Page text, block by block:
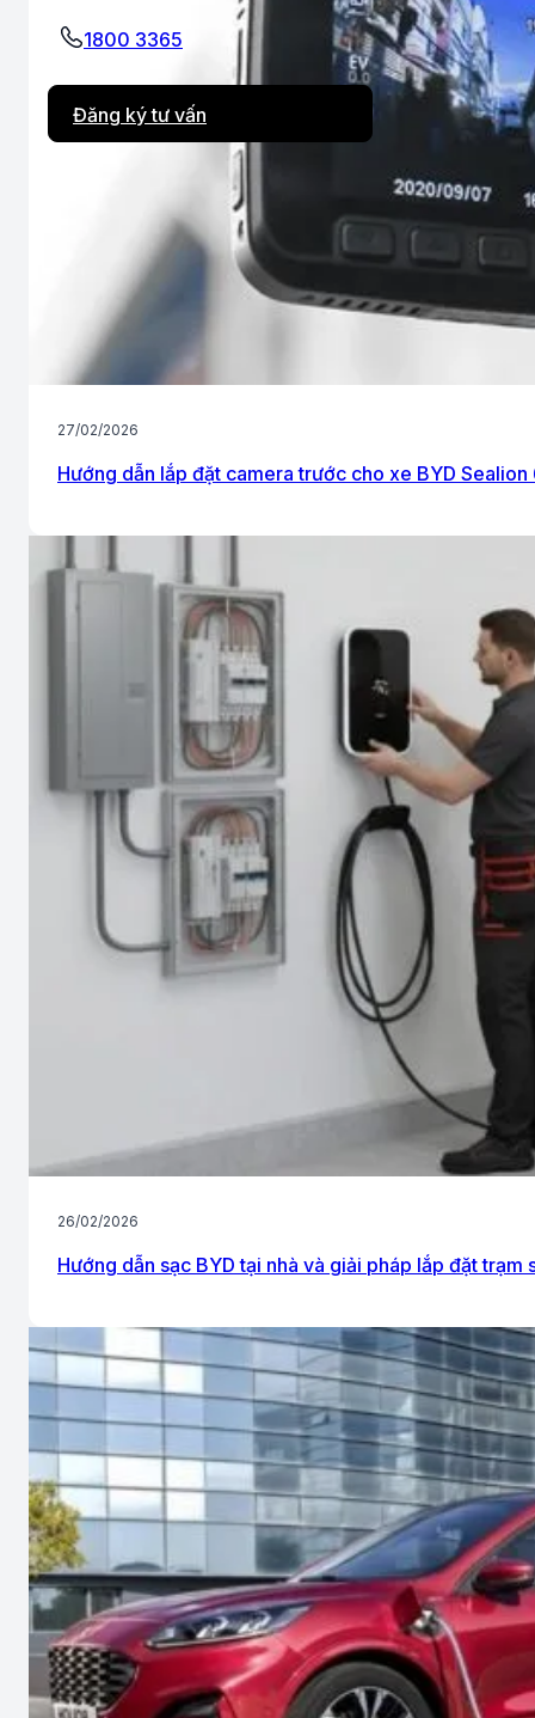
1800 3365
Đăng ký tư vấn
27/02/2026
Hướng dẫn lắp đặt camera trước cho xe BYD Sealion
26/02/2026
Hướng dẫn sạc BYD tại nhà và giải pháp lắp đặt trạm